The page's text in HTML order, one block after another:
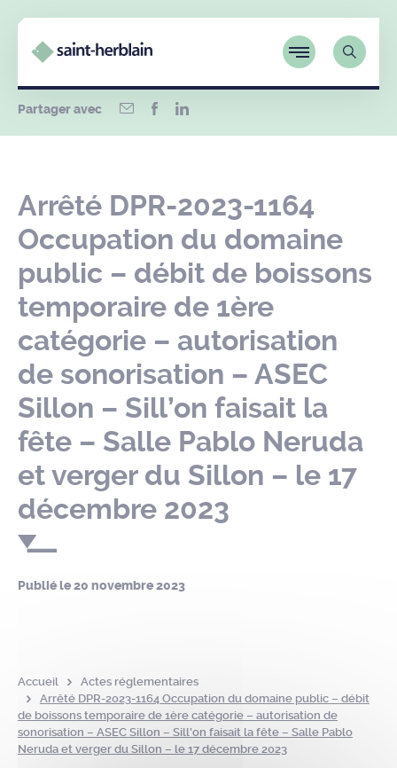
Partager avec
Arrêté DPR-2023-1164
Occupation du domaine
public – débit de boissons
temporaire de 1ère
catégorie – autorisation
de sonorisation – ASEC
Sillon – Sill’on faisait la
fête – Salle Pablo Neruda
et verger du Sillon – le 17
décembre 2023
Publié le20 novembre 2023
Accueil
Actes réglementaires
Arrêté DPR-2023-1164 Occupation du domaine public – débit
de boissons temporaire de 1ère catégorie – autorisation de
sonorisation – ASEC Sillon – Sill’on faisait la fête – Salle Pablo
Neruda et verger du Sillon – le 17 décembre 2023